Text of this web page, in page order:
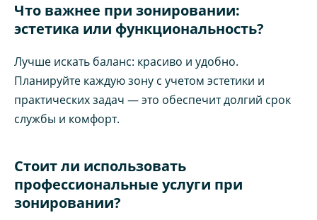
Что важнее при зонировании:
эстетика или функциональность?
Лучше искать баланс: красиво и удобно.
Планируйте каждую зону с учетом эстетики и
практических задач — это обеспечит долгий срок
службы и комфорт.
Стоит ли использовать
профессиональные услуги при
зонировании?